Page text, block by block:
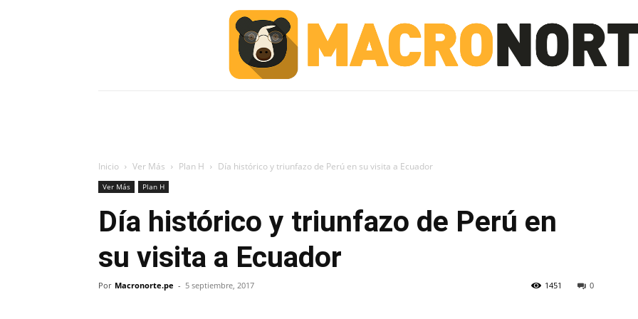
Inicio Ver Más Plan H Día histórico y triunfazo de Perú en su visita a Ecuador
Ver Más Plan H
Día histórico y triunfazo de Perú en
su visita a Ecuador
Por Macronorte.pe - 5 septiembre, 2017 0
1451